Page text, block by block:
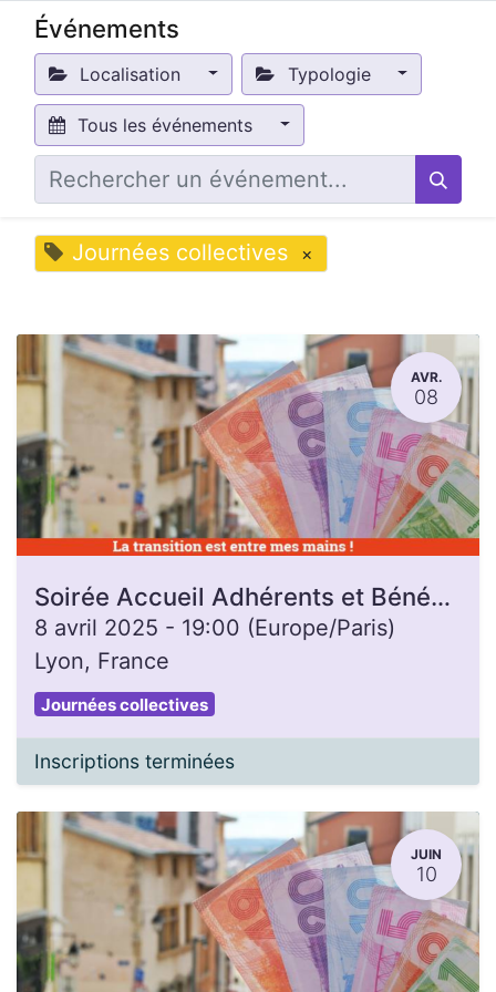
Événements
Localisation Typologie
Tous les événements
Journées collectives ×
AVR.
08
Soirée Accueil Adhérents et Bénévoles
8 avril 2025 - 19:00 (Europe/Paris)
Lyon, France
Journées collectives
Inscriptions terminées
JUIN
10